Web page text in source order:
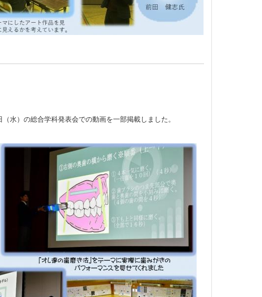
水）の総合学科発表会での動画を一部掲載しました。